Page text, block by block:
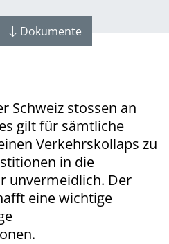
Dokumente
Schweiz stossen an
gilt für sämtliche
Verkehrskollaps zu
in die
unvermeidlich. Der
eine wichtige